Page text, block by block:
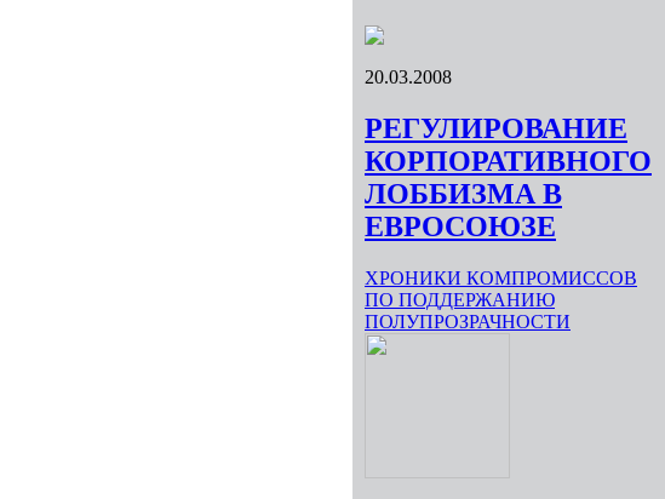
20.03.2008
РЕГУЛИРОВАНИЕ
КОРПОРАТИВНОГО
ЛОББИЗМА В
ЕВРОСОЮЗЕ
ХРОНИКИ КОМПРОМИССОВ
ПО ПОДДЕРЖАНИЮ
ПОЛУПРОЗРАЧНОСТИ